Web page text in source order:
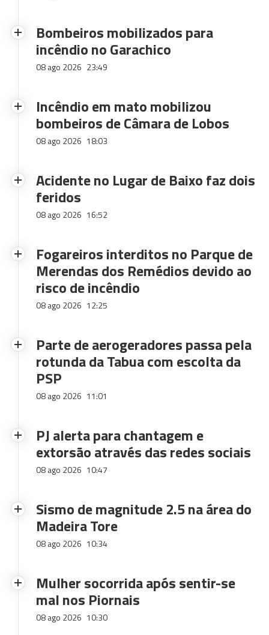
Bombeiros mobilizados para
incêndio no Garachico
08 ago 2026 23:49
Incêndio em mato mobilizou
bombeiros de Câmara de Lobos
08 ago 2026 18:03
Acidente no Lugar de Baixo faz dois
feridos
08 ago 2026 16:52
Fogareiros interditos no Parque de
Merendas dos Remédios devido ao
risco de incêndio
08 ago 2026 12:25
Parte de aerogeradores passa pela
rotunda da Tabua com escolta da
PSP
08 ago 2026 11:01
PJ alerta para chantagem e
extorsão através das redes sociais
08 ago 2026 10:47
Sismo de magnitude 2.5 na área do
Madeira Tore
08 ago 2026 10:34
Mulher socorrida após sentir-se
mal nos Piornais
08 ago 2026 10:30